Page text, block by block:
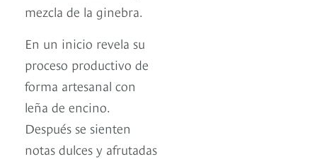
mezcla de la ginebra.
En un inicio revela su
proceso productivo de
forma artesanal con
leña de encino.
Después se sienten
notas dulces y afrutadas